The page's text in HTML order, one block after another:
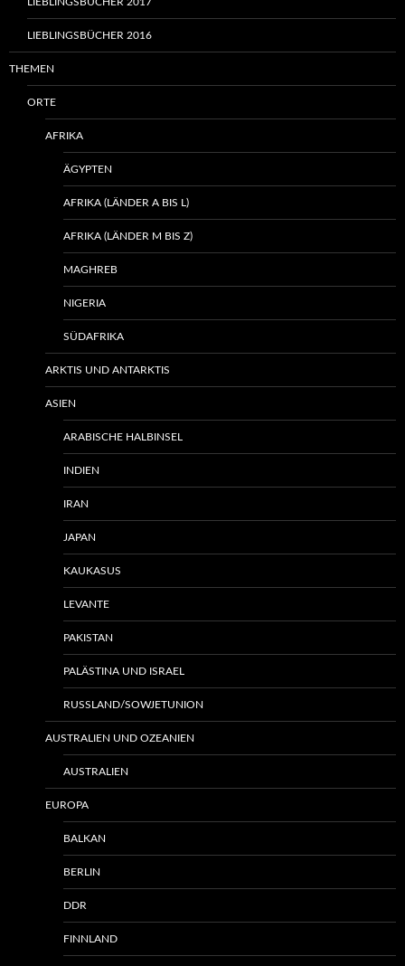
LIEBLINGSBÜCHER 2016
THEMEN
ORTE
AFRIKA
ÄGYPTEN
AFRIKA (LÄNDER A BIS L)
AFRIKA (LÄNDER M BIS Z)
MAGHREB
NIGERIA
SÜDAFRIKA
ARKTIS UND ANTARKTIS
ASIEN
ARABISCHE HALBINSEL
INDIEN
IRAN
JAPAN
KAUKASUS
LEVANTE
PAKISTAN
PALÄSTINA UND ISRAEL
RUSSLAND/SOWJETUNION
AUSTRALIEN UND OZEANIEN
AUSTRALIEN
EUROPA
BALKAN
BERLIN
DDR
FINNLAND